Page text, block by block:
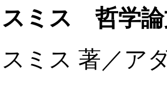
ミス 哲学論
ミス 著／ア